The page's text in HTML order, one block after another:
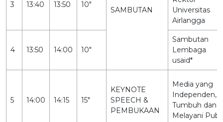
SAMBUTAN
3 13:40 13:50 10"
Universitas
Airlangga
4 13:50 14:00 10"
Sambutan
Lembaga
usaid*
5 14:00 14:15 15"
KEYNOTE
SPEECH &
PEMBUKAAN
Media yang
Independen,
Tumbuh dan
Melayani